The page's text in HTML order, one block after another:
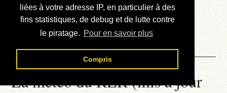
liées à votre adresse IP, en particulier à des
fins statistiques, de debug et de lutte contre
le piratage. Pour en savoir plus
Compris
Liens externes
Téléchargement
Contact
La météo du RER (mis à jour